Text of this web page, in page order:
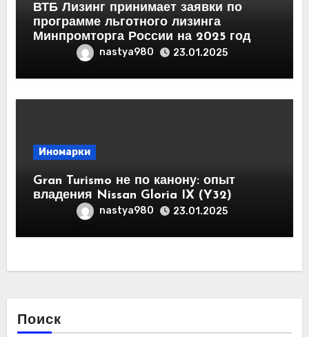
ВТБ Лизинг принимает заявки по
программе льготного лизинга
Минпромторга России на 2025 год
nastya980 23.01.2025
Иномарки
Gran Turismo не по канону: опыт
владения Nissan Gloria IX (Y32)
nastya980 23.01.2025
Поиск